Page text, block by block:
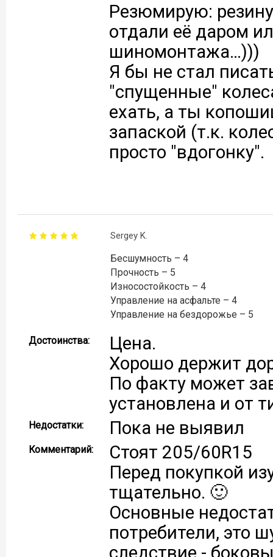
Резюмирую:
отдали её даром
шиномонтажа…)))
Я бы не стал
"спущенные"
ехать, а ты
запаской (т.к.
просто "вдогонку".
Sergey K.
Бесшумность – 4
Прочность – 5
Износостойкость – 4
Управление на асфальте – 4
Управление на бездорожье – 5
Достоинства:
Цена.
Хорошо держит
По факту может
установлена и от
Недостатки: Пока не выявил
Комментарий:
Стоят 205/60R15
Перед покупкой
тщательно. 🙂
Основные
потребители, это